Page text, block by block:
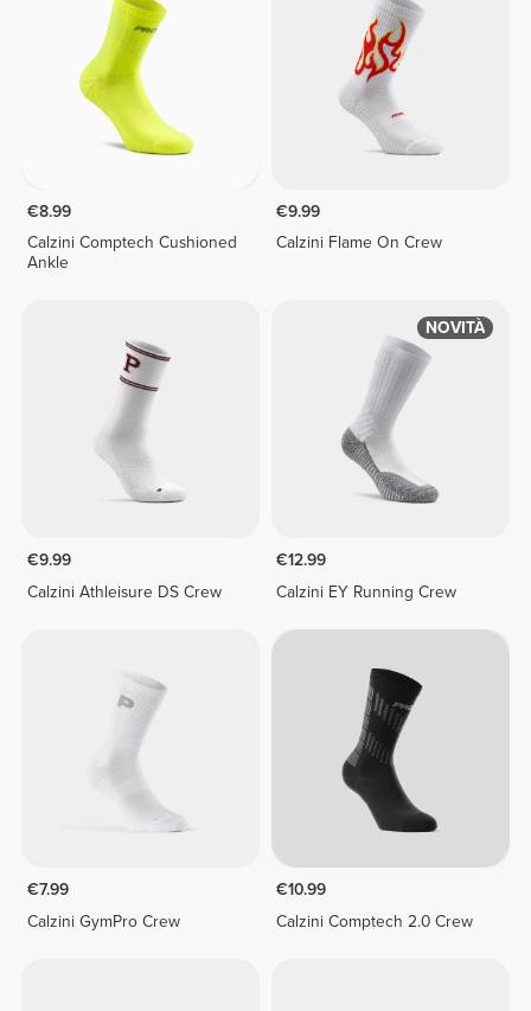
€8.99
Calzini Comptech Cushioned
Ankle
€9.99
Calzini Flame On Crew
€9.99
Calzini Athleisure DS Crew
NOVITÀ
€12.99
Calzini EY Running Crew
€7.99
Calzini GymPro Crew
€10.99
Calzini Comptech 2.0 Crew